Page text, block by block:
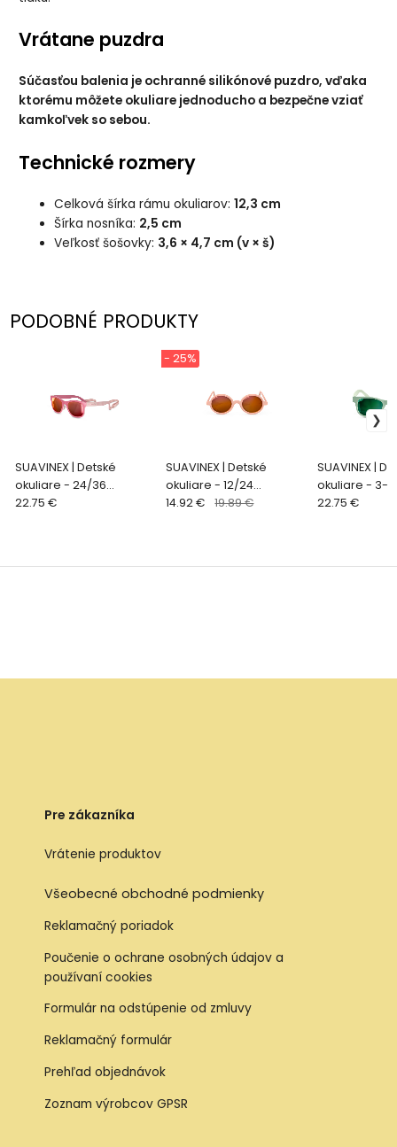
Vrátane puzdra
Súčasťou balenia je ochranné silikónové puzdro, vďaka
ktorému môžete okuliare jednoducho a bezpečne vziať
kamkoľvek so sebou.
Technické rozmery
Celková šírka rámu okuliarov:12,3 cm
Šírka nosníka: 2,5 cm
Veľkosť šošovky: 3,6 × 4,7 cm (v × š)
PODOBNÉ PRODUKTY
SUAVINEX | Detské
okuliare - 24/36
mesiacov polarizované
22.75 €
SUAVINEX | Detské
okuliare - 12/24
mesiacov polarizované
- 25%
14.92 € 19.89 €
SUAVINEX |
okuliare - 3-8
polarizované
22.75 €
Pre zákazníka
Vrátenie produktov
Všeobecné obchodné podmienky
Reklamačný poriadok
Poučenie o ochrane osobných údajov a
používaní cookies
Formulár na odstúpenie od zmluvy
Reklamačný formulár
Prehľad objednávok
Zoznam výrobcov GPSR